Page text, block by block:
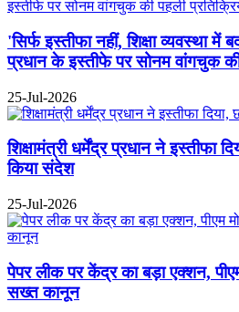
'सिर्फ इस्तीफा नहीं, शिक्षा व्यवस्था
प्रधान के इस्तीफे पर सोनम वांगचुक की
25-Jul-2026
शिक्षामंत्री धर्मेंद्र प्रधान ने इस्तीफा
किया संदेश
25-Jul-2026
पेपर लीक पर केंद्र का बड़ा एक्शन,
सख्त कानून